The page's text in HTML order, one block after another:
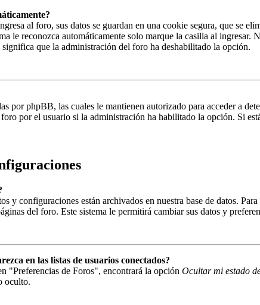
al foro, sus datos se guardan en una cookie segura, que se
le reconozca automáticamente solo marque la casilla al
que la administración del foro ha deshabilitado la opción.
por phpBB, las cuales le mantienen autorizado para acceder a
por el usuario si la administración ha habilitado la opción. Si
y configuraciones están archivados en nuestra base de datos.
del foro. Este sistema le permitirá cambiar sus datos y
en las listas de usuarios conectados?
"Preferencias de Foros", encontrará la opción Ocultar mi estado
oculto.